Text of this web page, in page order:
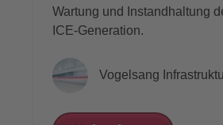
Wartung und Instandhaltung
ICE-Generation.
Vogelsang